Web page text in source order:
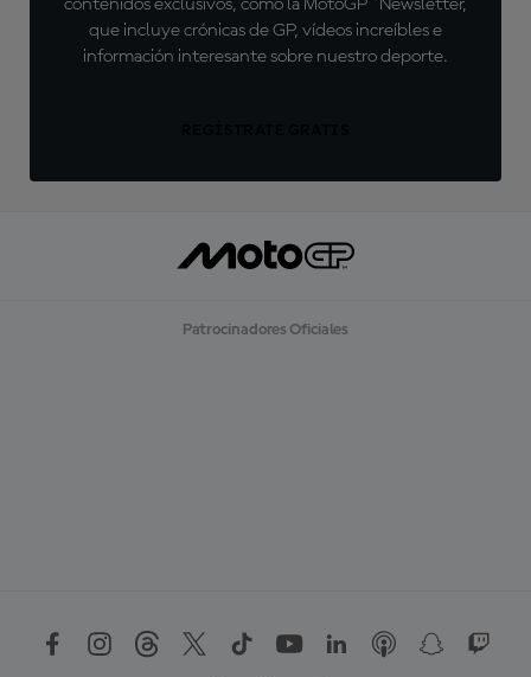
contenidos exclusivos, como la MotoGP™ Newsletter,
que incluye crónicas de GP, vídeos increíbles e
información interesante sobre nuestro deporte.
Patrocinadores Oficiales